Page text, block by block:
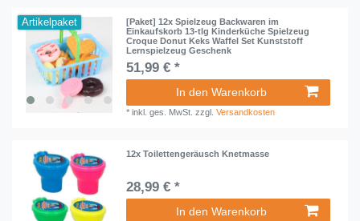
Artikelpaket
[Paket] 12x Spielzeug Backwaren im
Einkaufskorb 13-tlg Kinderküche Spielzeug
Croque Donut Keks Waffel Set Kunststoff
Lernspielzeug Geschenk
51,99 € *
In den Warenkorb
*inkl. ges. MwSt. zzgl.Versandkosten
12x Toilettengeräusch Knetmasse
28,99 € *
In den Warenkorb